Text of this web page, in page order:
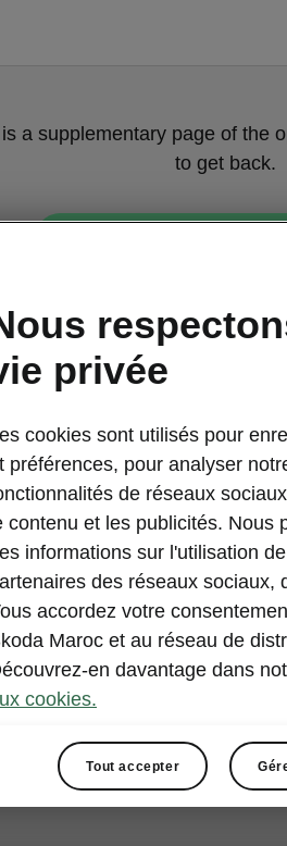
a supplementary page of the
to get back.
privée
cookies sont utilisés pour
préférences, pour analyser
de réseaux
contenu et les publicités. Nous
informations sur l'utilisation
des réseaux sociaux,
accordez votre
Maroc et au réseau de
en davantage dans
cookies.
Tout accepter